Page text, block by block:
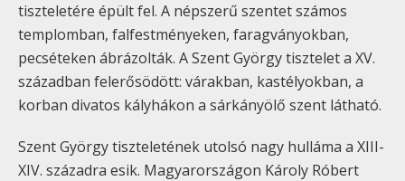
tiszteletére épült fel. A népszerű szentet számos
templomban, falfestményeken, faragványokban,
pecséteken ábrázolták. A Szent György tisztelet a XV.
században felerősödött: várakban, kastélyokban, a
korban divatos kályhákon a sárkányölő szent látható.
Szent György tiszteletének utolsó nagy hulláma a XIII-
XIV. századra esik. Magyarországon Károly Róbert